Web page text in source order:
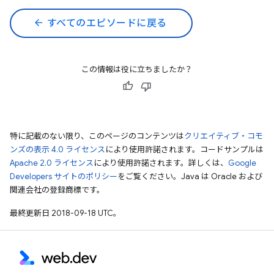
arrow_back すべてのエピソードに戻る
この情報は役に立ちましたか？
特に記載のない限り、このページのコンテンツはクリエイティブ・コモ
ンズの表示 4.0 ライセンスにより使用許諾されます。コードサンプルは
Apache 2.0 ライセンスにより使用許諾されます。詳しくは、 Google
Developers サイトのポリシーをご覧ください。Java は Oracle および
関連会社の登録商標です。
最終更新日 2018-09-18 UTC。